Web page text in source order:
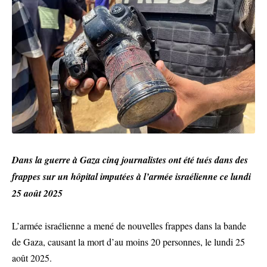
Dans la guerre à Gaza cinq journalistes ont été tués dans des
frappes sur un hôpital imputées à l’armée israélienne ce lundi
25 août 2025
L’armée israélienne a mené de nouvelles frappes dans la bande
de Gaza, causant la mort d’au moins 20 personnes, le lundi 25
août 2025.